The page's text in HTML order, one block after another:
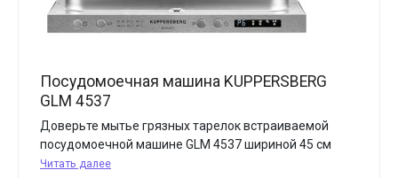
Посудомоечная машина KUPPERSBERG
GLM 4537
Доверьте мытье грязных тарелок встраиваемой
посудомоечной машине GLM 4537 шириной 45 см
Читать далее